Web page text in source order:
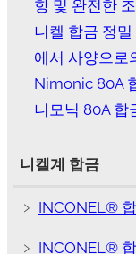
항 및 완전한
니켈 합금 정
에서 사양으로
Nimonic 80A
니모닉 80A 합
니켈계 합금
﹥ INCONEL®
﹥ INCONEL®